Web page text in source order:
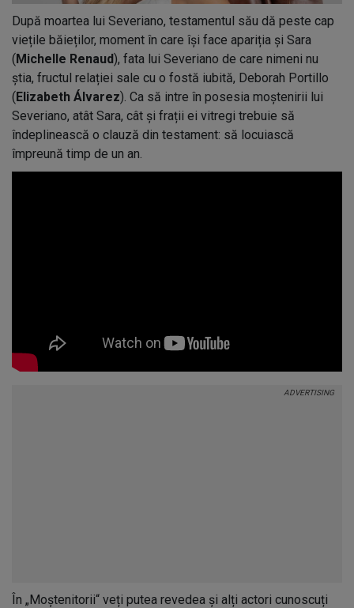
După moartea lui Severiano, testamentul său dă peste cap
viețile băieților, moment în care își face apariția și Sara
(Michelle Renaud), fata lui Severiano de care nimeni nu
știa, fructul relației sale cu o fostă iubită, Deborah Portillo
(Elizabeth Álvarez). Ca să intre în posesia moștenirii lui
Severiano, atât Sara, cât și frații ei vitregi trebuie să
îndeplinească o clauză din testament: să locuiască
împreună timp de un an.
În „Moștenitorii“ veți putea revedea și alți actori cunoscuți